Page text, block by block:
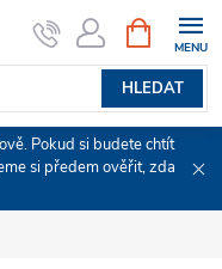
HLEDAT
NÁKUPNÍ
KOŠÍK
Pokud si budete chtít
si předem ověřit, zda